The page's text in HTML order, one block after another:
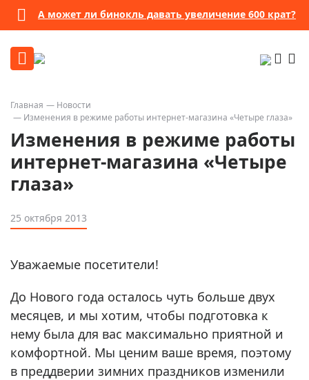
А может ли бинокль давать увеличение 600 крат?
Главная
Новости
Изменения в режиме работы интернет-магазина «Четыре глаза»
Изменения в режиме работы
интернет-магазина «Четыре
глаза»
25 октября 2013
Уважаемые посетители!
До Нового года осталось чуть больше двух
месяцев, и мы хотим, чтобы подготовка к
нему была для вас максимально приятной и
комфортной. Мы ценим ваше время, поэтому
в преддверии зимних праздников изменили